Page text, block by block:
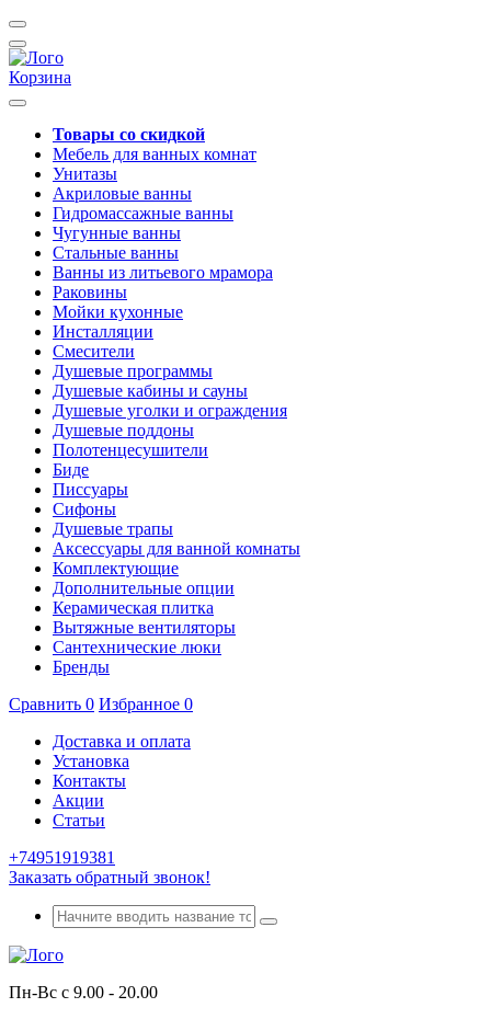
Корзина
Товары со скидкой
Мебель для ванных комнат
Унитазы
Акриловые ванны
Гидромассажные ванны
Чугунные ванны
Стальные ванны
Ванны из литьевого мрамора
Раковины
Мойки кухонные
Инсталляции
Смесители
Душевые программы
Душевые кабины и сауны
Душевые уголки и ограждения
Душевые поддоны
Полотенцесушители
Биде
Писсуары
Сифоны
Душевые трапы
Аксессуары для ванной комнаты
Комплектующие
Дополнительные опции
Керамическая плитка
Вытяжные вентиляторы
Сантехнические люки
Бренды
Сравнить 0 Избранное 0
Доставка и оплата
Установка
Контакты
Акции
Статьи
+74951919381
Заказать обратный звонок!
Пн-Вс с 9.00 - 20.00